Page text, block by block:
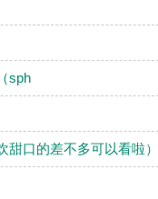
sph
甜口的差不多可以看啦）